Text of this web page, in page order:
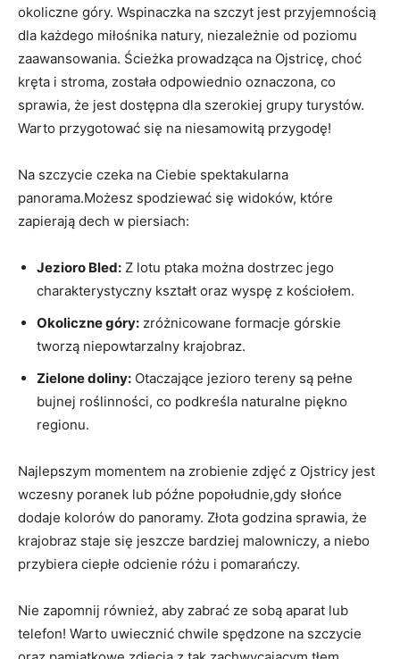
okoliczne góry. Wspinaczka na szczyt jest ⁢przyjemnością
dla każdego miłośnika natury, niezależnie od poziomu
⁣zaawansowania. Ścieżka prowadząca na Ojstricę, choć
kręta i ⁤stroma, została‌ odpowiednio oznaczona, co
sprawia, że ‌jest dostępna dla ⁤szerokiej grupy turystów.
Warto ⁤przygotować się na niesamowitą przygodę!
Na szczycie czeka na Ciebie spektakularna
⁢panorama.Możesz spodziewać się widoków, które
zapierają dech w piersiach:
Jezioro Bled: ‍Z lotu ptaka można dostrzec jego
charakterystyczny kształt⁤ oraz wyspę z kościołem.
Okoliczne góry: zróżnicowane formacje górskie
tworzą niepowtarzalny krajobraz.
Zielone doliny: Otaczające jezioro tereny​ są pełne
bujnej roślinności, co podkreśla naturalne piękno
regionu.
Najlepszym momentem na zrobienie zdjęć z Ojstricy jest
wczesny ⁣poranek lub późne popołudnie,gdy słońce
dodaje kolorów do panoramy. Złota godzina sprawia, że
krajobraz ⁤staje się jeszcze bardziej malowniczy, ​a niebo
przybiera ciepłe odcienie różu i pomarańczy.
Nie zapomnij również, aby zabrać ze sobą​ aparat lub
telefon! Warto uwiecznić chwile spędzone na​ szczycie